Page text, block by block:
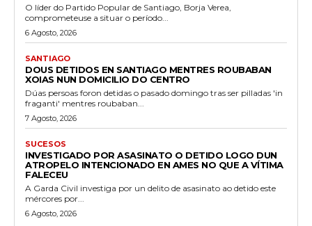
O líder do Partido Popular de Santiago, Borja Verea,
comprometeuse a situar o período...
6 Agosto, 2026
SANTIAGO
DOUS DETIDOS EN SANTIAGO MENTRES ROUBABAN
XOIAS NUN DOMICILIO DO CENTRO
Dúas persoas foron detidas o pasado domingo tras ser pilladas 'in
fraganti' mentres roubaban...
7 Agosto, 2026
SUCESOS
INVESTIGADO POR ASASINATO O DETIDO LOGO DUN
ATROPELO INTENCIONADO EN AMES NO QUE A VÍTIMA
FALECEU
A Garda Civil investiga por un delito de asasinato ao detido este
mércores por...
6 Agosto, 2026